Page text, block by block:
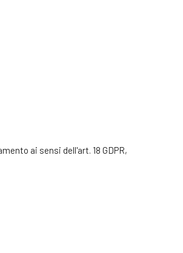
ai sensi dell'art. 18 GDPR,